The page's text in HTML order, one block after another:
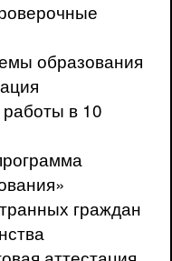
образования
в 10
граждан